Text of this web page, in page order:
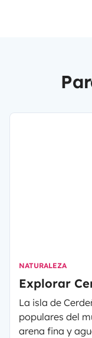
NATURALEZA
Explorar
La isla de
populares del
arena fina y